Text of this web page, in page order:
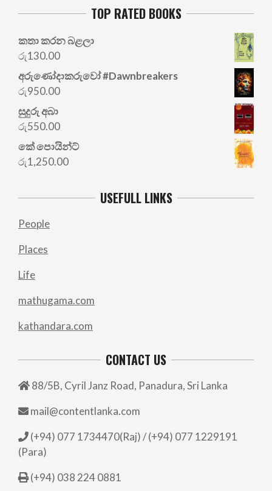
TOP RATED BOOKS
කතා කරන බළලා
රු130.00
අරු‍ණෝදාකරුවෝ #Dawnbreakers
රු950.00
සුදුරු අබා
රු550.00
කේ පොයින්ට්
රු1,250.00
USEFULL LINKS
People
Places
Life
mathugama.com
kathandara.com
CONTACT US
88/5B, Cyril Janz Road, Panadura, Sri Lanka
mail@contentlanka.com
(+94) 077 1734470(Raj) / (+94) 077 1229191
(Para)
(+94) 038 224 0881